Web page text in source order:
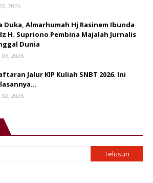
2026
Duka, Almarhumah Hj Rasinem Ibunda
H. Supriono Pembina Majalah Jurnalis
Dunia
2026
Jalur KIP Kuliah SNBT 2026. Ini
2026